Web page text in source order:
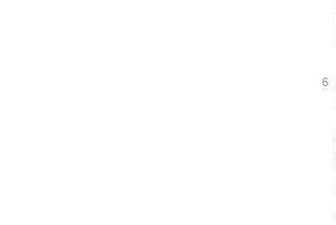
6